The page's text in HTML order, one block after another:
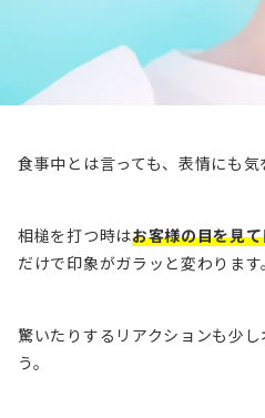
食事中とは言っても、表情にも気
相槌を打つ時はお客様の目を見
だけで印象がガラッと変わります
驚いたりするリアクションも少
う。